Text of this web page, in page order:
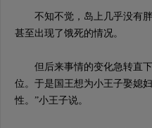
不知不觉，岛上几乎没有胖
甚至出现了饿死的情况。
但后来事情的变化急转直下
位。于是国王想为小王子娶媳
性。”小王子说。